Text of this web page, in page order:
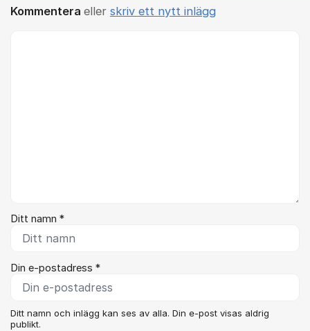
Kommentera eller skriv ett nytt inlägg
Ditt namn *
Din e-postadress *
Ditt namn och inlägg kan ses av alla. Din e-post visas aldrig
publikt.